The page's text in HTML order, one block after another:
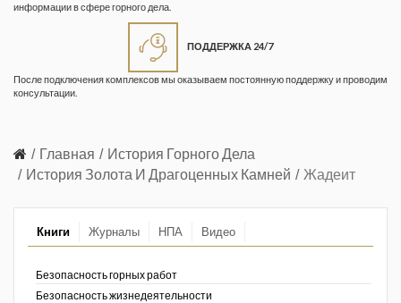
информации в сфере горного дела.
ПОДДЕРЖКА 24/7
После подключения комплексов мы оказываем постоянную поддержку и проводим
консультации.
Главная
История Горного Дела
История Золота И Драгоценных Камней
Жадеит
Книги Журналы НПА Видео
Безопасность горных работ
Безопасность жизнедеятельности
безопасность»
Информационный бюллетень
атомному надзору
Информация и космос
Медицина катастроф